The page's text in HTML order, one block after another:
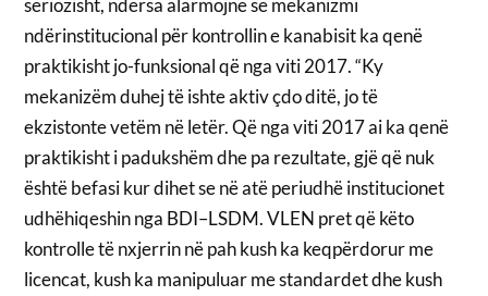
seriozisht, ndërsa alarmojnë se mekanizmi
ndërinstitucional për kontrollin e kanabisit ka qenë
praktikisht jo-funksional që nga viti 2017. “Ky
mekanizëm duhej të ishte aktiv çdo ditë, jo të
ekzistonte vetëm në letër. Që nga viti 2017 ai ka qenë
praktikisht i padukshëm dhe pa rezultate, gjë që nuk
është befasi kur dihet se në atë periudhë institucionet
udhëhiqeshin nga BDI–LSDM. VLEN pret që këto
kontrolle të nxjerrin në pah kush ka keqpërdorur me
licencat, kush ka manipuluar me standardet dhe kush